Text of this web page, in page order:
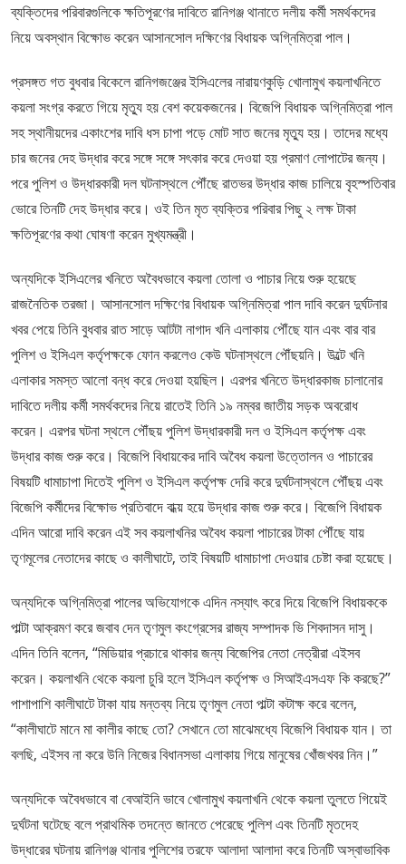
ব্যক্তিদের পরিবারগুলিকে ক্ষতিপূরণের দাবিতে রানিগঞ্জ থানাতে দলীয় কর্মী সমর্থকদের
নিয়ে অবস্থান বিক্ষোভ করেন আসানসোল দক্ষিণের বিধায়ক অগ্নিমিত্রা পাল।
প্রসঙ্গত গত বুধবার বিকেলে রানিগজঞ্জের ইসিএলের নারায়ণকুড়ি খোলামুখ কয়লাখনিতে
কয়লা সংগ্র করতে গিয়ে মৃত্যু হয় বেশ কয়েকজনের। বিজেপি বিধায়ক অগ্নিমিত্রা পাল
সহ স্থানীয়দের একাংশের দাবি ধস চাপা পড়ে মোট সাত জনের মৃত্যু হয়। তাদের মধ্যে
চার জনের দেহ উদ্ধার করে সঙ্গে সঙ্গে সৎকার করে দেওয়া হয় প্রমাণ লোপাটের জন্য।
পরে পুলিশ ও উদ্ধারকারী দল ঘটনাস্থলে পৌঁছে রাতভর উদ্ধার কাজ চালিয়ে বৃহস্পতিবার
ভোরে তিনটি দেহ উদ্ধার করে। ওই তিন মৃত ব্যক্তির পরিবার পিছু ২ লক্ষ টাকা
ক্ষতিপূরণের কথা ঘোষণা করেন মুখ্যমন্ত্রী।
অন্যদিকে ইসিএলের খনিতে অবৈধভাবে কয়লা তোলা ও পাচার নিয়ে শুরু হয়েছে
রাজনৈতিক তরজা। আসানসোল দক্ষিণের বিধায়ক অগ্নিমিত্রা পাল দাবি করেন দুর্ঘটনার
খবর পেয়ে তিনি বুধবার রাত সাড়ে আটটা নাগাদ খনি এলাকায় পৌঁছে যান এবং বার বার
পুলিশ ও ইসিএল কর্তৃপক্ষকে ফোন করলেও কেউ ঘটনাস্থলে পৌঁছয়নি। উল্টে খনি
এলাকার সমস্ত আলো বন্ধ করে দেওয়া হয়ছিল। এরপর খনিতে উদ্ধারকাজ চালানোর
দাবিতে দলীয় কর্মী সমর্থকদের নিয়ে রাতেই তিনি ১৯ নম্বর জাতীয় সড়ক অবরোধ
করেন। এরপর ঘটনা স্থলে পৌঁছয় পুলিশ উদ্ধারকারী দল ও ইসিএল কর্তৃপক্ষ এবং
উদ্ধার কাজ শুরু করে। বিজেপি বিধায়কের দাবি অবৈধ কয়লা উত্তোলন ও পাচারের
বিষয়টি ধামাচাপা দিতেই পুলিশ ও ইসিএল কর্তৃপক্ষ দেরি করে দুর্ঘটনাস্থলে পৌঁছয় এবং
বিজেপি কর্মীদের বিক্ষোভ প্রতিবাদে বাধ্য় হয়ে উদ্ধার কাজ শুরু করে। বিজেপি বিধায়ক
এদিন আরো দাবি করেন এই সব কয়লাখনির অবৈধ কয়লা পাচারের টাকা পৌঁছে যায়
তৃণমূলের নেতাদের কাছে ও কালীঘাটে, তাই বিষয়টি ধামাচাপা দেওয়ার চেষ্টা করা হয়েছে।
অন্যদিকে অগ্নিমিত্রা পালের অভিযোগকে এদিন নস্যাৎ করে দিয়ে বিজেপি বিধায়ককে
পাল্টা আক্রমণ করে জবাব দেন তৃণমুল কংগ্রেসের রাজ্য সম্পাদক ভি শিবদাসন দাসু।
এদিন তিনি বলেন, “মিডিয়ার প্রচারে থাকার জন্য বিজেপির নেতা নেত্রীরা এইসব
করেন। কয়লাখনি থেকে কয়লা চুরি হলে ইসিএল কর্তৃপক্ষ ও সিআইএসএফ কি করছে?”
পাশাপাশি কালীঘাটে টাকা যায় মন্তব্য নিয়ে তৃণমুল নেতা পাল্টা কটাক্ষ করে বলেন,
“কালীঘাটে মানে মা কালীর কাছে তো? সেখানে তো মাঝেমধ্যে বিজেপি বিধায়ক যান। তা
বলছি, এইসব না করে উনি নিজের বিধানসভা এলাকায় গিয়ে মানুষের খোঁজখবর নিন।”
অন্যদিকে অবৈধভাবে বা বেআইনি ভাবে খোলামুখ কয়লাখনি থেকে কয়লা তুলতে গিয়েই
দুর্ঘটনা ঘটেছে বলে প্রাথমিক তদন্তে জানতে পেরেছে পুলিশ এবং তিনটি মৃতদেহ
উদ্ধারের ঘটনায় রানিগঞ্জ থানার পুলিশের তরফে আলাদা আলাদা করে তিনটি অস্বাভাবিক